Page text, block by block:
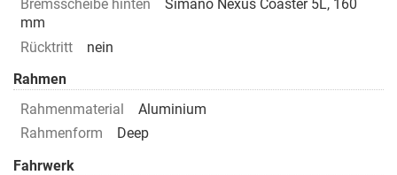
Bremsscheibe hinten
Simano Nexus Coaster 5L, 160
mm
Rücktritt
nein
Rahmen
Rahmenmaterial
Aluminium
Rahmenform
Deep
Fahrwerk